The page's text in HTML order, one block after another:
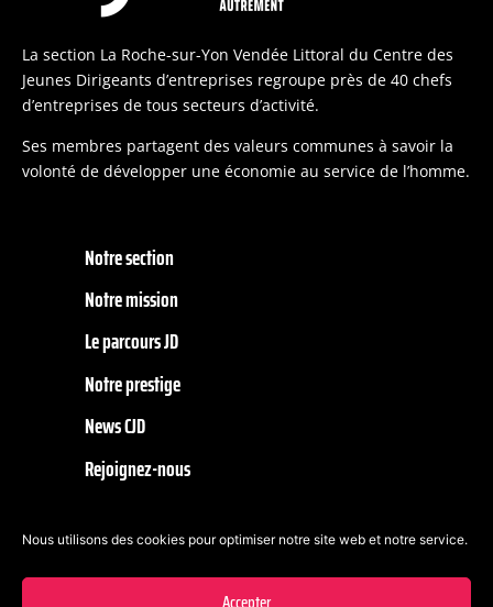
Nous utilisons des cookies pour optimiser notre site web et notre service.
La section La Roche-sur-Yon Vendée Littoral du Centre des
Jeunes Dirigeants d’entreprises regroupe près de 40 chefs
d’entreprises de tous secteurs d’activité.
Ses membres partagent des valeurs communes à savoir la
volonté de développer une économie au service de l’homme.
Notre section
Notre mission
Le parcours JD
Notre prestige
News CJD
Rejoignez-nous
SUIVEZ-NOUS